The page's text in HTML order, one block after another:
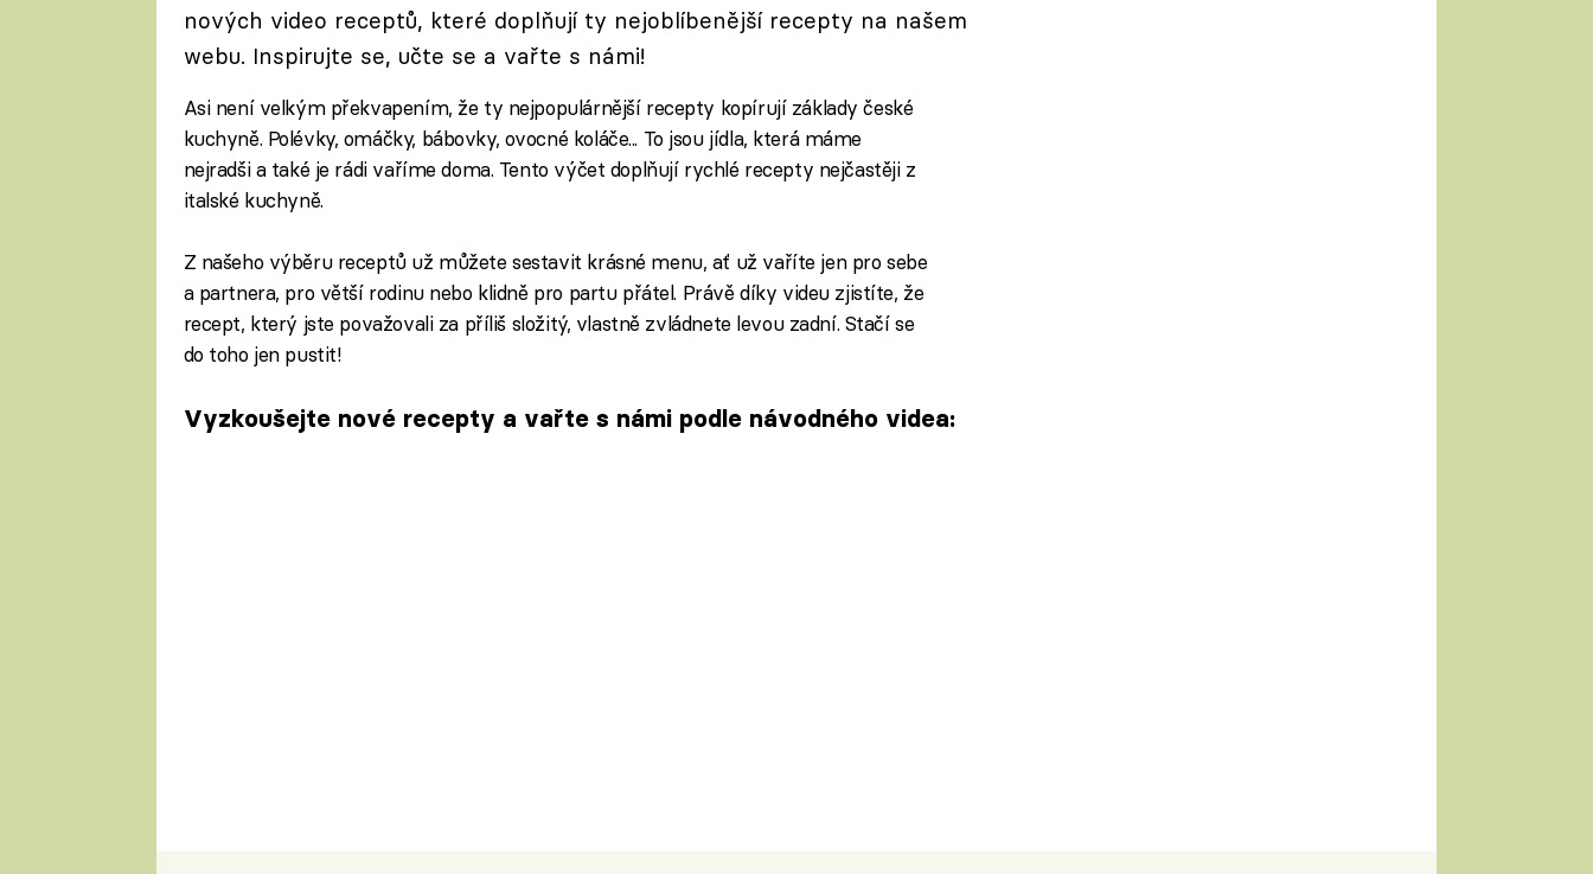
nových video receptů, které doplňují ty nejoblíbenější recepty na našem
webu. Inspirujte se, učte se a vařte s námi!
Asi není velkým překvapením, že ty nejpopulárnější recepty kopírují základy české
kuchyně. Polévky, omáčky, bábovky, ovocné koláče... To jsou jídla, která máme
nejradši a také je rádi vaříme doma. Tento výčet doplňují rychlé recepty nejčastěji z
italské kuchyně.
Z našeho výběru receptů už můžete sestavit krásné menu, ať už vaříte jen pro sebe
a partnera, pro větší rodinu nebo klidně pro partu přátel. Právě díky videu zjistíte, že
recept, který jste považovali za příliš složitý, vlastně zvládnete levou zadní. Stačí se
do toho jen pustit!
Vyzkoušejte nové recepty a vařte s námi podle návodného videa: